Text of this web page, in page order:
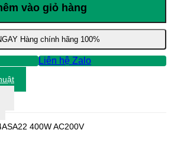
vào giỏ hàng
Hàng chính hãng 100%
Liên hệ Zalo
400W AC200V